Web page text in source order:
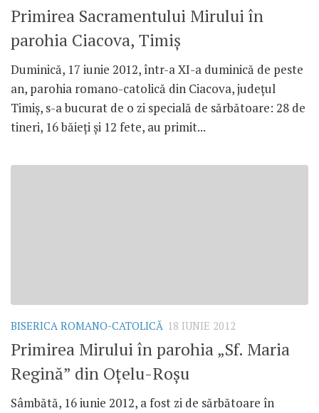
Primirea Sacramentului Mirului în
parohia Ciacova, Timiş
Duminică, 17 iunie 2012, într-a XI-a duminică de peste
an, parohia romano-catolică din Ciacova, judeţul
Timiş, s-a bucurat de o zi specială de sărbătoare: 28 de
tineri, 16 băieţi şi 12 fete, au primit...
BISERICA ROMANO-CATOLICĂ 18 IUNIE 2012
Primirea Mirului în parohia „Sf. Maria
Regină” din Oţelu-Roşu
Sâmbătă, 16 iunie 2012, a fost zi de sărbătoare în